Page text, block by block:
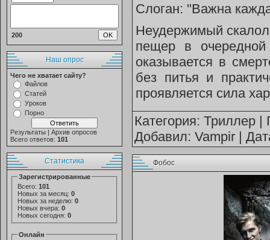
200
Наш опрос
Чего не хватает сайту?
Файлов
Статей
Уроков
Порно
Результаты | Архив опросов
Всего ответов: 101
Статистика
Зарегистрированные
Всего: 101
Новых за месяц: 0
Новых за неделю: 0
Новых вчера: 0
Новых сегодня: 0
Онлайн
Слоган: "Важна
Неудержимый
пещер в
оказывается в
без питья и
проявляется сила
Категория: Триллер |
Добавил: Vampir |
Фобос